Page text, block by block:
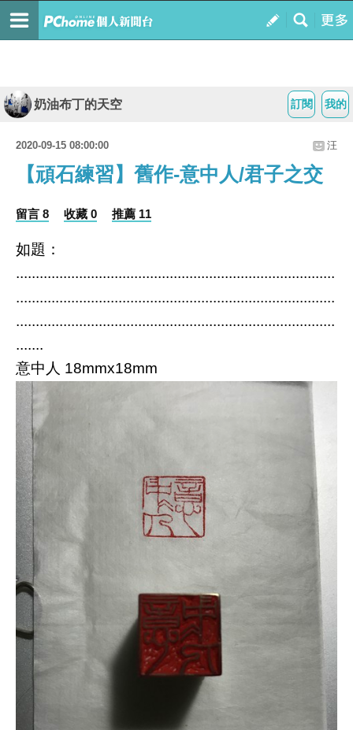
我的
訂閱
奶油布丁的天空
2020-09-15 08:00:00 汪
【頑石練習】舊作-意中人/君子之交
留言 8 收藏 0 推薦 11
如題：
.................................................................................
.................................................................................
.................................................................................
.......
意中人 18mmx18mm